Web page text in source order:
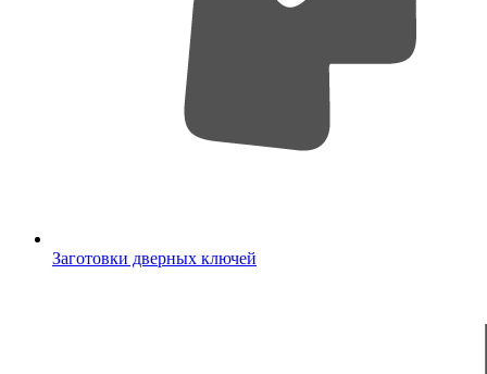
Заготовки дверных ключей